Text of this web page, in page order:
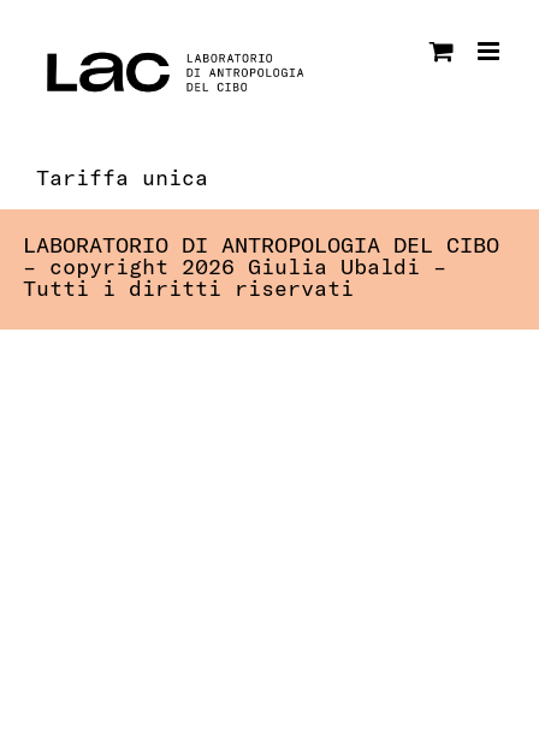
contenuto
Tariffa unica
LABORATORIO DI ANTROPOLOGIA DEL CIBO
– copyright 2026 Giulia Ubaldi –
Tutti i diritti riservati